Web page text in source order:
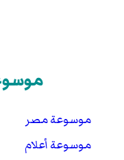
موسوعة مصر
موسوعة أعلام